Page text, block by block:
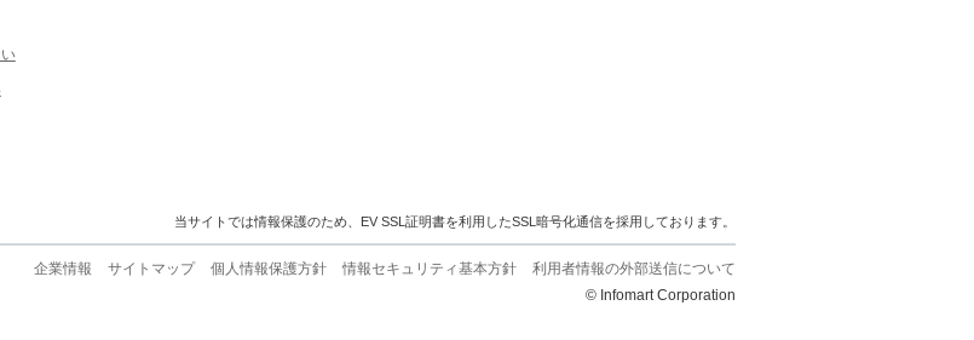
当サイトでは情報保護のため、EV SSL証明書を利用したSSL暗号化通信を採用しております。
企業情報 サイトマップ 個人情報保護方針 情報セキュリティ基本方針
利用者情報の外部送信について
© Infomart Corporation